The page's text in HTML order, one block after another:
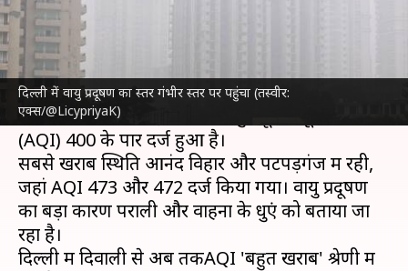
दिल्ली में वायु प्रदूषण का स्तर गंभीर स्तर पर पहुंचा (तस्वीर:
एक्स/@LicypriyaK)
क्या है खबर?
दिल्ली और आसपास के इलाकों में
स्तर पर पहुंच गया है। गुरुवार सुबह धुंध की चादर से शहर
ढका रहा। अधिकतर इलाकों में वायु प्रदूषण सूचकांक
(AQI) 400 के पार दर्ज हुआ है।
सबसे खराब स्थिति आनंद विहार और पटपड़गंज में रही,
जहां AQI 473 और 472 दर्ज किया गया। वायु प्रदूषण
का बड़ा कारण पराली और वाहनों के धुएं को बताया जा
रहा है।
दिल्ली में दिवाली से अब तकAQI 'बहुत खराब' श्रेणी में